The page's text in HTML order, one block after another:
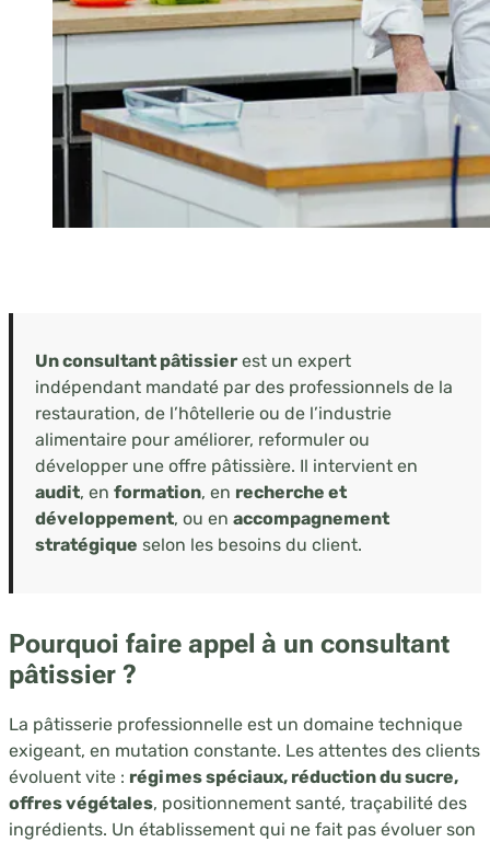
Un consultant pâtissier est un expert
indépendant mandaté par des professionnels de la
restauration, de l’hôtellerie ou de l’industrie
alimentaire pour améliorer, reformuler ou
développer une offre pâtissière. Il intervient en
audit, en formation, en recherche et
développement, ou en accompagnement
stratégique selon les besoins du client.
Pourquoi faire appel à un consultant
pâtissier ?
La pâtisserie professionnelle est un domaine technique
exigeant, en mutation constante. Les attentes des clients
évoluent vite : régimes spéciaux, réduction du sucre,
offres végétales, positionnement santé, traçabilité des
ingrédients. Un établissement qui ne fait pas évoluer son